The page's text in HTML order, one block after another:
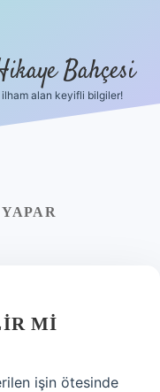
Bahçesi
alan keyifli bilgiler!
MI
işin ötesinde